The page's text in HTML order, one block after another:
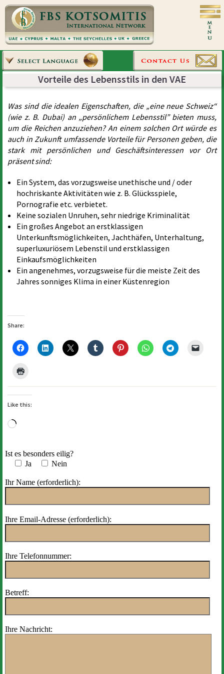
Vorteile des Lebensstils in den VAE
Was sind die idealen Eigenschaften, die „eine neue Schweiz“
(wie z. B. Dubai) an „persönlichem Lebensstil” bieten muss,
um die Reichen anzuziehen? An einem solchen Ort würde es
auch in Zukunft umfassende Vorteile für Personen geben, die
stark mit persönlichen und Geschäftsinteressen vor Ort
präsent sind:
Ein System, das vorzugsweise unethische und / oder
hochriskante Aktivitäten wie z. B. Glücksspiele,
Pornografie etc. verbietet.
Keine sozialen Unruhen, sehr niedrige Kriminalität
Ein großes Angebot an erstklassigen
Unterkunftsmöglichkeiten, Jachthäfen, Unterhaltung,
superluxuriösem Lebenstil und erstklassigen
Einkaufsmöglichkeiten
Ein angenehmes, vorzugsweise für die meiste Zeit des
Jahres sonniges Klima in einer Küstenregion
Share:
Like this:
Loading…
Ist es besonders eilig?
Ja
Nein
Ihr Name (erforderlich):
Ihre Email-Adresse (erforderlich):
Ihre Telefonnummer:
Betreff:
Ihre Nachricht: